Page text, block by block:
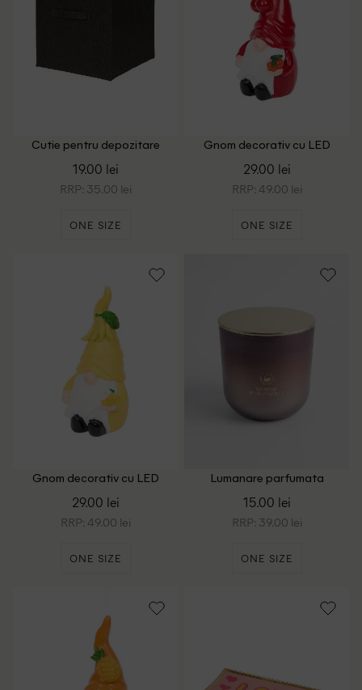
Cutie pentru depozitare
19.00 lei
RRP: 35.00 lei
ONE SIZE
Gnom decorativ cu LED
29.00 lei
RRP: 49.00 lei
ONE SIZE
Gnom decorativ cu LED
29.00 lei
RRP: 49.00 lei
ONE SIZE
Lumanare parfumata
15.00 lei
RRP: 39.00 lei
ONE SIZE